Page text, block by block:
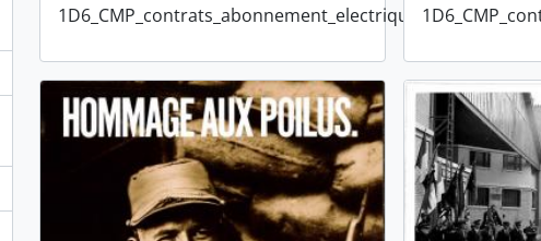
1D6_CMP_contrats_abonnement_electrique_1922_1